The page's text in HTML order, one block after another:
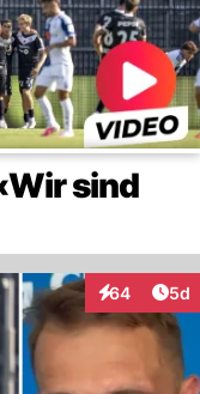
sind
64
Interaktionen
5d